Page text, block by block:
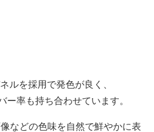
ルを採用で発色が良く、
ー率も持ち合わせています。
などの色味を自然で鮮やかに表